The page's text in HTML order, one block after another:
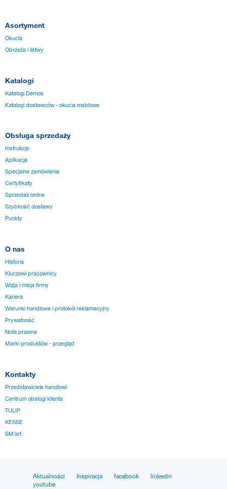
Asortyment
Okucia
Obrzeża i listwy
Katalogi
Katalogi Demos
Katalogi dostawców - okucia meblowe
Obsługa sprzedaży
Instrukcje
Aplikacja
Specjalne zamówienia
Certyfikaty
Sprzedaż online
Szybkość dostawy
Punkty
O nas
Historia
Kluczowi pracownicy
Wizja i misja firmy
Kariera
Warunki handlowe i protokół reklamacyjny
Prywatność
Nota prawna
Marki produktów - przegląd
Kontakty
Przedstawiciele handlowi
Centrum obsługi klienta
TULIP
KESSE
SM´art
Aktualności Inspiracja facebook
linkedin
youtube